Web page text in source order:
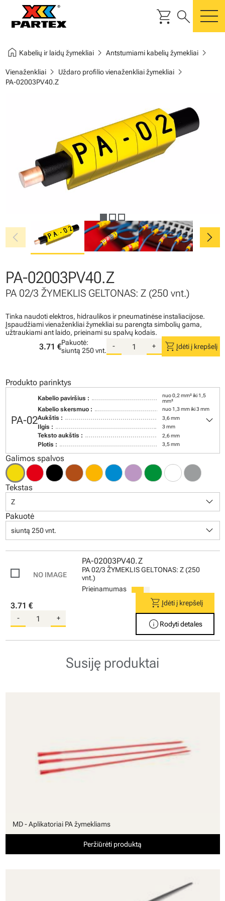
shopping_cart search
home Kabelių ir laidų žymekliaichevron_right Antstumiami kabelių žymekliaichevron_right
Vienaženkliaichevron_right Uždaro profilio vienaženkliai žymekliaichevron_right
PA-02003PV40.Z
chevron_left chevron_right
PA-02003PV40.Z
PA 02/3 ŽYMEKLIS GELTONAS: Z (250 vnt.)
Tinka naudoti elektros, hidraulikos ir pneumatinėse instaliacijose.
Įspaudžiami vienaženkliai žymekliai su parengta simbolių gama,
užtraukiami ant laido, prieinami su spalvų kodais.
3.71 €Pakuotė:
siuntą 250 vnt.
- + shopping_cart Įdėti į krepšelį
Produkto parinktys
PA-02
Kabelio paviršius :
nuo 0,2 mm² iki 1,5
mm²
Kabelio skersmuo : nuo 1,3 mm iki 3 mm
Aukštis : 3,6 mm
Ilgis : 3 mm
Teksto aukštis : 2,6 mm
Plotis : 3,5 mm
keyboard_arrow_down
Galimos spalvos
Tekstas
Z keyboard_arrow_down
Pakuotė
siuntą 250 vnt. keyboard_arrow_down
PA-02003PV40.Z
PA 02/3 ŽYMEKLIS GELTONAS: Z (250
vnt.)
Prieinamumas
3.71 €
- +
shopping_cartĮdėti į krepšelį
info Rodyti detales
Susiję produktai
MD - Aplikatoriai PA žymekliams
Peržiūrėti produktą